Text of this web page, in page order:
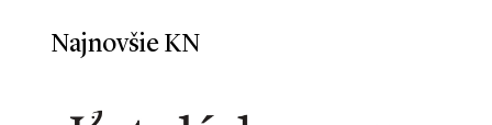
Najnovšie KN